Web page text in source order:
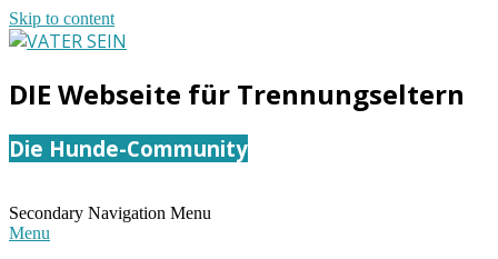
Skip to content
SEIN
DIE Webseite für Trennungseltern
Die Hunde-Community
Secondary Navigation Menu
Menu